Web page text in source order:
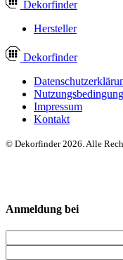
Dekorfinder
Hersteller
Dekorfinder
Impressum
Kontakt
© Dekorfinder 2026. Alle
Anmeldung bei